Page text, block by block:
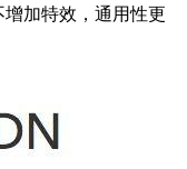
加特效，通用性更